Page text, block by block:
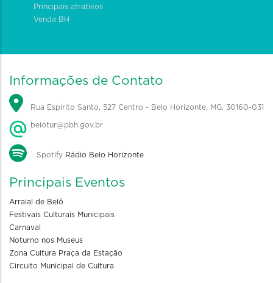
Principais atrativos
Venda BH
Informações de Contato
Rua Espírito Santo, 527 Centro - Belo Horizonte, MG, 30160-031
belotur@pbh.gov.br
Spotify Rádio Belo Horizonte
Principais Eventos
Arraial de Belô
Festivais Culturais Municipais
Carnaval
Noturno nos Museus
Zona Cultura Praça da Estação
Circuito Municipal de Cultura